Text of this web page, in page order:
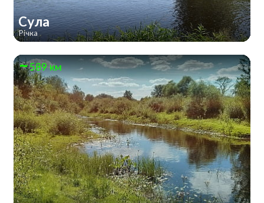
Сула
Річка
589 км